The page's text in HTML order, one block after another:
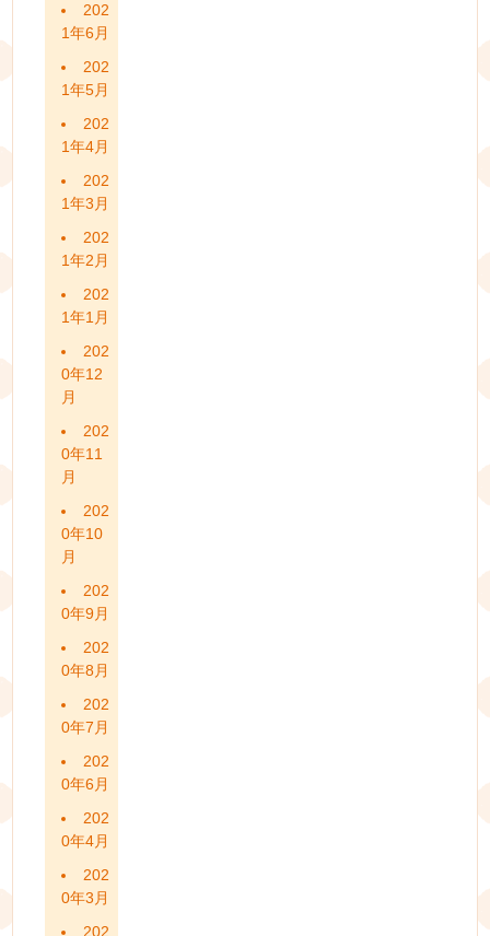
202
1年6月
202
1年5月
202
1年4月
202
1年3月
202
1年2月
202
1年1月
202
0年12
月
202
0年11
月
202
0年10
月
202
0年9月
202
0年8月
202
0年7月
202
0年6月
202
0年4月
202
0年3月
202